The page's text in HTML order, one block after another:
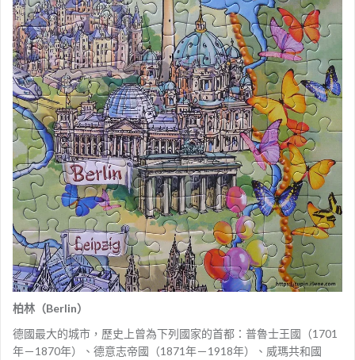
柏林（Berlin）
德國最大的城市，歷史上曾為下列國家的首都：普魯士王國（1701
年－1870年）、德意志帝國（1871年－1918年）、威瑪共和國